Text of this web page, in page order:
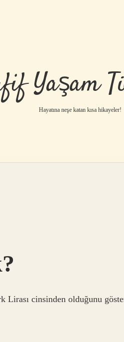
Yaşam
Hayatına neşe katan kısa hikayeler!
Lirası cinsinden olduğunu